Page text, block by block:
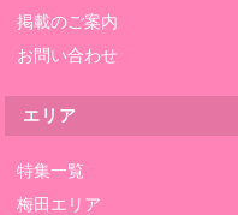
掲載のご案内
お問い合わせ
エリア
特集一覧
梅田エリア